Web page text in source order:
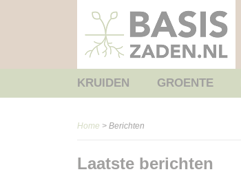
KRUIDEN GROENTE
Home > Berichten
Laatste berichten